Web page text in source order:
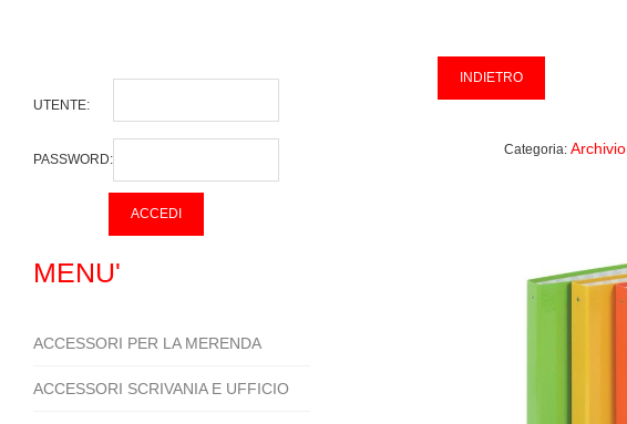
UTENTE:
PASSWORD:
MENU'
ACCESSORI PER LA MERENDA
ACCESSORI SCRIVANIA E UFFICIO
Categoria: Archivio